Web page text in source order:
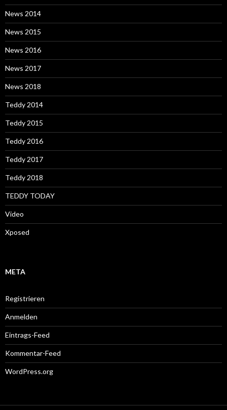
News 2014
News 2015
News 2016
News 2017
News 2018
Teddy 2014
Teddy 2015
Teddy 2016
Teddy 2017
Teddy 2018
TEDDY TODAY
Video
Xposed
META
Registrieren
Anmelden
Eintrags-Feed
Kommentar-Feed
WordPress.org